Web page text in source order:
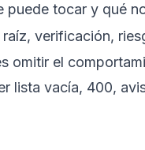
puede tocar y qué
raíz, verificación,
omitir el
lista vacía, 400,